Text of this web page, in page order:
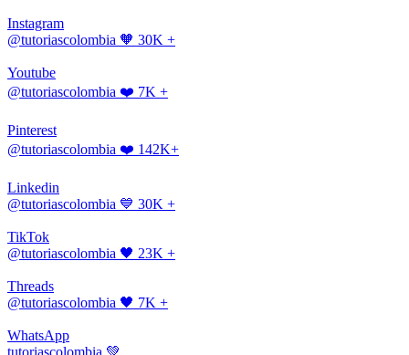
Instagram
@tutoriascolombia 🧡 30K +
Youtube
@tutoriascolombia ❤️ 7K +
Pinterest
@tutoriascolombia ❤️ 142K+
Linkedin
@tutoriascolombia 💙 30K +
TikTok
@tutoriascolombia 🖤 23K +
Threads
@tutoriascolombia 🖤 7K +
WhatsApp
tutoriascolombia 💚